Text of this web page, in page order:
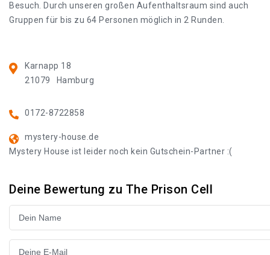
Besuch. Durch unseren großen Aufenthaltsraum sind auch
Gruppen für bis zu 64 Personen möglich in 2 Runden.
Karnapp 18
21079
Hamburg
0172-8722858
mystery-house.de
Mystery House ist leider noch kein Gutschein-Partner :(
Deine Bewertung zu The Prison Cell